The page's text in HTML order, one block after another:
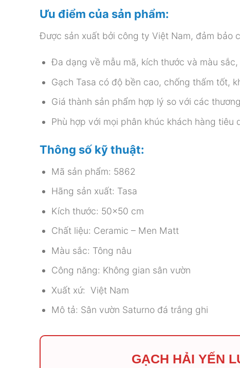
Ưu điểm của sản phẩm:
Được sản xuất bởi công ty Việt Nam, đảm bảo
Đa dạng về mẫu mã, kích thước và màu
Gạch Tasa có độ bền cao, chống thấm tốt,
Giá thành sản phẩm hợp lý so với các
Phù hợp với mọi phân khúc khách hàng tiêu
Thông số kỹ thuật:
Mã sản phẩm: 5862
Hãng sản xuất: Tasa
Kích thước: 50×50 cm
Chất liệu: Ceramic – Men Matt
Màu sắc: Tông nâu
Công năng: Không gian sân vườn
Xuất xứ: Việt Nam
Mô tả: Sân vườn Saturno đá trắng ghi
GẠCH HẢI YẾN